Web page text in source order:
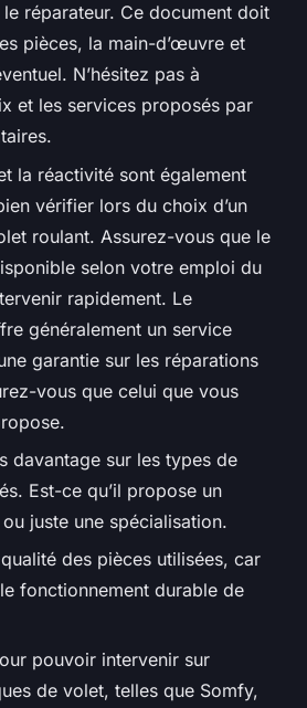
le réparateur. Ce document doit
pièces, la main-d’œuvre et
N’hésitez pas à
et les services proposés par
la réactivité sont également
vérifier lors du choix d’un
roulant. Assurez-vous que le
selon votre emploi du
rapidement. Le
généralement un service
garantie sur les réparations
vous que celui que vous
davantage sur les types de
Est-ce qu’il propose un
juste une spécialisation.
des pièces utilisées, car
fonctionnement durable de
pouvoir intervenir sur
de volet, telles que Somfy,